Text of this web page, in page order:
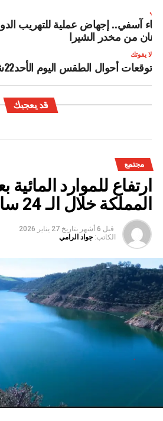
من مخدر الشيرا
لا يفوتك
توقعات أحوال الطقس اليوم الأحد22شتنبر
قد يعجبك
مجتمع
ارتفاع للموارد
المملكة خلال الـ 24 ساعة الماضية
قبل 6 أشهر بتاريخ 27 يناير 2026
الكاتب: جواد الرامي